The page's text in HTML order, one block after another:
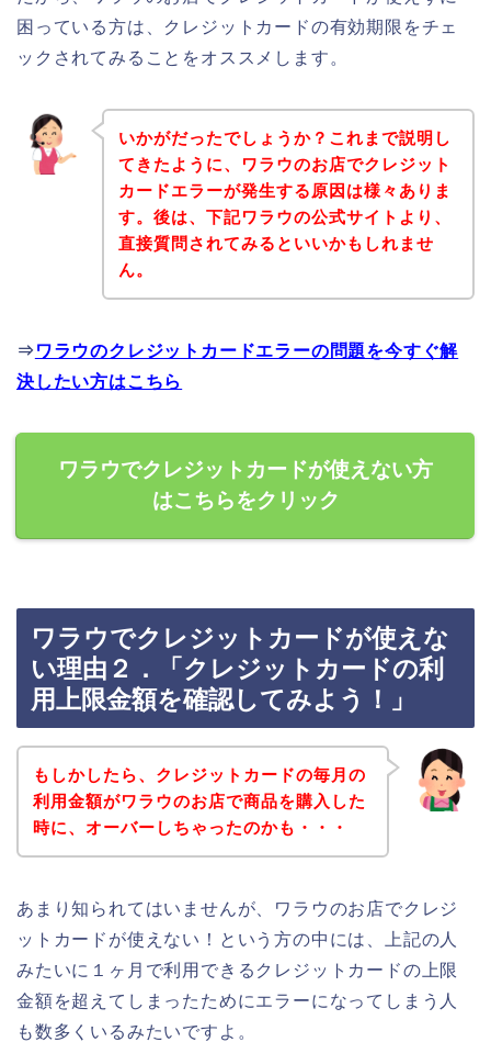
困っている方は、クレジットカードの有効期限をチェ
ックされてみることをオススメします。
いかがだったでしょうか？これまで説明し
てきたように、ワラウのお店でクレジット
カードエラーが発生する原因は様々ありま
す。後は、下記ワラウの公式サイトより、
直接質問されてみるといいかもしれませ
ん。
⇒ ワラウのクレジットカードエラーの問題を今すぐ解
決したい方はこちら
ワラウでクレジットカードが使えない方
はこちらをクリック
ワラウでクレジットカードが使えな
い理由２．「クレジットカードの利
用上限金額を確認してみよう！」
もしかしたら、クレジットカードの毎月の
利用金額がワラウのお店で商品を購入した
時に、オーバーしちゃったのかも・・・
あまり知られてはいませんが、ワラウのお店でクレジ
ットカードが使えない！という方の中には、上記の人
みたいに１ヶ月で利用できるクレジットカードの上限
金額を超えてしまったためにエラーになってしまう人
も数多くいるみたいですよ。